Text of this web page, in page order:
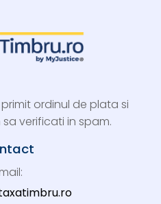
ordinul de plata si
verificati in spam.